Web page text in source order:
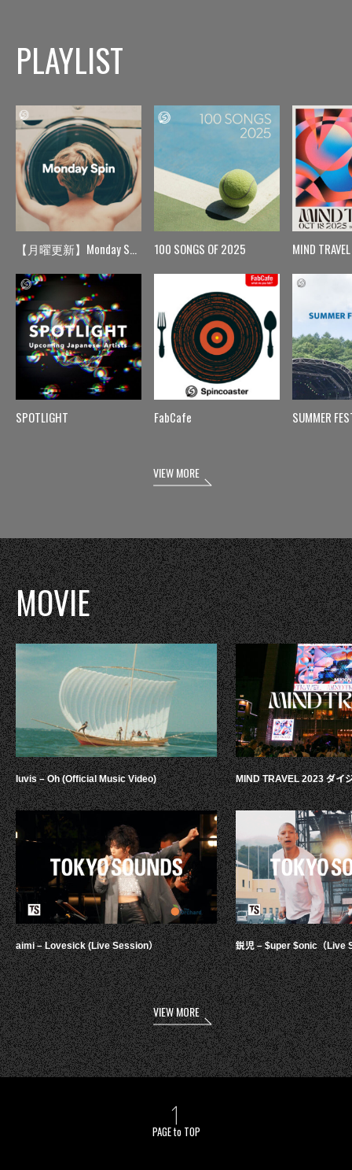
PLAYLIST
【月曜更新】Monday Spin
SPOTLIGHT
100 SONGS OF 2025
FabCafe
MIND TRAVEL
SUMMER
VIEW MORE
MOVIE
luvis – Oh (Official Music Video)
aimi – Lovesick (Live Session）
MIND TRAVEL 2023 ダイ
鋭児 – $uper $onic（Live
VIEW MORE
PAGE to TOP